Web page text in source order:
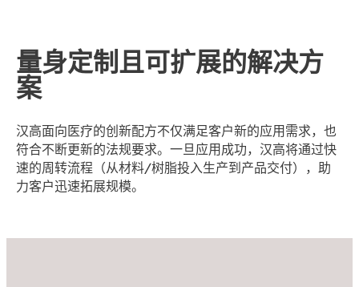
量身定制且可扩展的解决方
案
汉高面向医疗的创新配方不仅满足客户新的应用需求，也
符合不断更新的法规要求。一旦应用成功，汉高将通过快
速的周转流程（从材料/树脂投入生产到产品交付），助
力客户迅速拓展规模。